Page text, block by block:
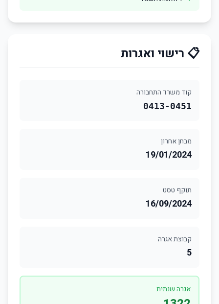
📋 רישוי ואגרות
קוד משרד התחבורה
0413-0451
מבחן אחרון
19/01/2024
תוקף טסט
16/09/2024
קבוצת אגרה
5
אגרה שנתית